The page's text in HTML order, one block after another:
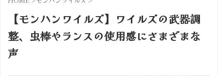
【モンハンワイルズ】ワイルズの武器調
整、虫棒やランスの使用感にさまざまな
声